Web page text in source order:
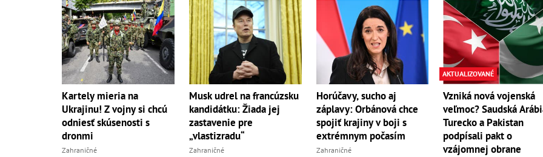
Kartely mieria na
Ukrajinu! Z vojny si chcú
odniesť skúsenosti s
dronmi
Zahraničné
Musk udrel na francúzsku
kandidátku: Žiada jej
zastavenie pre
„vlastizradu“
Zahraničné
Horúčavy, sucho aj
záplavy: Orbánová chce
spojiť krajiny v boji s
extrémnym počasím
Zahraničné
AKTUALIZOVANÉ
Vzniká nová vojenská
veľmoc? Saudská
Turecko a Pakistan
podpísali pakt o
vzájomnej obrane